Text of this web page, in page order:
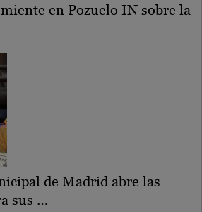
en Pozuelo IN sobre la
de Madrid abre las
sus …